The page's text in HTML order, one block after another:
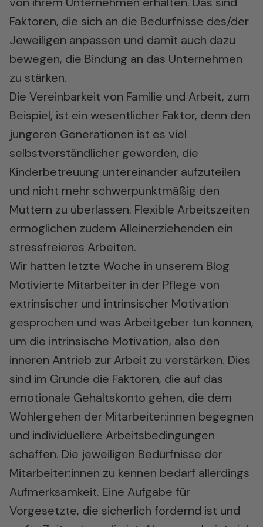
Faktoren, die sich an die Bedürfnisse des/der
Jeweiligen anpassen und damit auch dazu
bewegen, die Bindung an das Unternehmen
zu stärken.
Die Vereinbarkeit von Familie und Arbeit, zum
Beispiel, ist ein wesentlicher Faktor, denn den
jüngeren Generationen ist es viel
selbstverständlicher geworden, die
Kinderbetreuung untereinander aufzuteilen
und nicht mehr schwerpunktmäßig den
Müttern zu überlassen. Flexible Arbeitszeiten
ermöglichen zudem Alleinerziehenden ein
stressfreieres Arbeiten.
Wir hatten letzte Woche in unserem Blog
Motivierte Mitarbeiter in der Pflege von
extrinsischer und intrinsischer Motivation
gesprochen und was Arbeitgeber tun können,
um die intrinsische Motivation, also den
inneren Antrieb zur Arbeit zu verstärken. Dies
sind im Grunde die Faktoren, die auf das
emotionale Gehaltskonto gehen, die dem
Wohlergehen der Mitarbeiter:innen begegnen
und individuellere Arbeitsbedingungen
schaffen. Die jeweiligen Bedürfnisse der
Mitarbeiter:innen zu kennen bedarf allerdings
Aufmerksamkeit. Eine Aufgabe für
Vorgesetzte, die sicherlich fordernd ist und